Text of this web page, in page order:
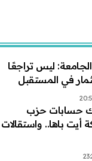
ليس تراجعًا
في المستقبل
حسابات حزب
أيت باها.. واستقالات